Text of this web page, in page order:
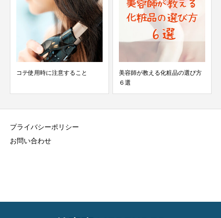
コテ使用時に注意すること
美容師が教える化粧品の選び方
６選
プライバシーポリシー
お問い合わせ